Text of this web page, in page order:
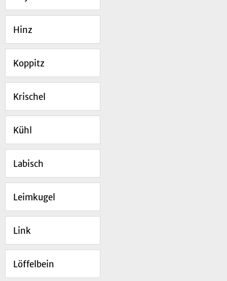
Hinz
Koppitz
Krischel
Kühl
Labisch
Leimkugel
Link
Löffelbein